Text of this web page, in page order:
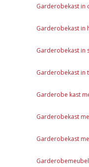
Garderobekast in
Garderobekast in
Garderobekast in
Garderobekast in
Garderobe kast
Garderobekast
Garderobekast
Garderobemeubel